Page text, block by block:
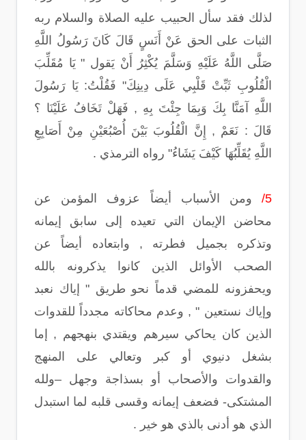
لذلك فقد سأل الحبيب عليه الصلاة والسلام ربه
الثبات على الحق عَنْ أَنَسٍ قَالَ كَانَ رَسُولُ اللَّهِ
صَلَّى اللَّهُ عَلَيْهِ وَسَلَّمَ يُكْثِرُ أَنْ يَقول " يَا مُقَلِّبَ
الْقُلُوبِ ثَبِّتْ قَلْبِي عَلَى دِينِكَ" فَقُلْتُ: يَا رَسُولَ
اللَّهِ آمَنَّا بِكَ وَبِمَا جِئْتَ بِهِ , فَهَلْ تَخَافُ عَلَيْنَا ؟
قَالَ : نَعَمْ , إِنَّ الْقُلُوبَ بَيْنَ أُصْبُعَيْنِ مِنْ أَصَابِعِ
اللَّهِ يُقَلِّبُهَا كَيْفَ يَشَاءُ" رواه الترمذي .
5/
ومن الأسباب أيضاً عزوف المؤمن عن
محاضن الإيمان التي تعيده إلى سابق إيمانه
وتذكره بجميل فطرته , وابتعاده أيضاً عن
الصحب الأوائل الذين كانوا يذكرونه بالله
ويحفزونه للمضي قدماً نحو طريق " إياك نعبد
وإياك نستعين " , وعدم محاكاته مجدداً للقدوات
الذين كان يحاكي سيرهم ويقتدي بنهجهم , إما
بشغل دنيوي أو كبر وتعالي على المنهج
والقدوات والأصحاب أو بسذاجة وجهل –ولله
المشتكى- فضعف إيمانه وقسى قلبه لما استبدل
الذي هو أدنى بالذي هو خير .